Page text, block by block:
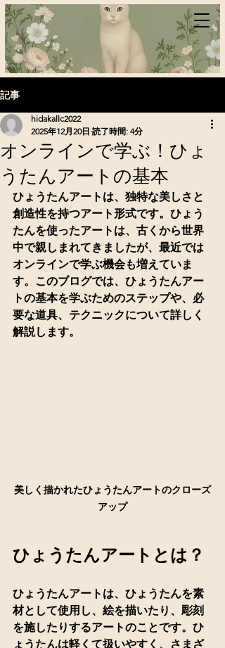
記事
オンラインで学ぶ！ひょ
うたんアートの基本
hidakallc2022
2025年12月20日 読了時間: 4分
ひょうたんアートは、独特な美しさと
創造性を持つアート形式です。ひょう
たんを使ったアートは、古くから世界
中で親しまれてきましたが、最近では
オンラインで学ぶ機会も増えていま
す。このブログでは、ひょうたんアー
トの基本を学ぶためのステップや、必
要な道具、テクニックについて詳しく
解説します。
美しく描かれたひょうたんアートのクローズ
アップ
ひょうたんアートとは？
ひょうたんアートは、ひょうたんを素
材として使用し、絵を描いたり、彫刻
を施したりするアートのことです。ひ
ょうたんは軽くて扱いやすく、さまざ